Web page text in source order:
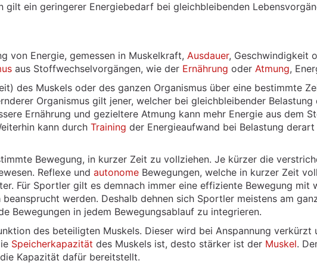
gilt ein geringerer Energiebedarf bei gleichbleibenden
von Energie, gemessen in Muskelkraft, Ausdauer, Geschwindigkeit
aus Stoffwechselvorgängen, wie der Ernährung oder Atmung,
des Muskels oder des ganzen Organismus über eine bestimmte
Organismus gilt jener, welcher bei gleichbleibender
Ernährung und gezieltere Atmung kann mehr Energie aus dem
kann durch Training der Energieaufwand bei Belastung
Bewegung, in kurzer Zeit zu vollziehen. Je kürzer die
Reflexe und autonome Bewegungen, welche in kurzer Zeit
Für Sportler gilt es demnach immer eine effiziente Bewegung mit
werden. Deshalb dehnen sich Sportler meistens am
Bewegungen in jedem Bewegungsablauf zu integrieren.
des beteiligten Muskels. Dieser wird bei Anspannung verkürzt
Speicherkapazität des Muskels ist, desto stärker ist der Muskel.
Kapazität dafür bereitstellt.